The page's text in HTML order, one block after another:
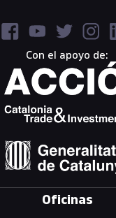
Con el apoyo de:
Oficinas